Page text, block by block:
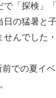
「探検」
の猛暑と
んでした・
での夏イ